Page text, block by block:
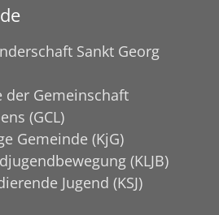
Sankt Georg
der Gemeinschaft
(GCL)
Gemeinde (KjG)
(KLJB)
Jugend (KSJ)